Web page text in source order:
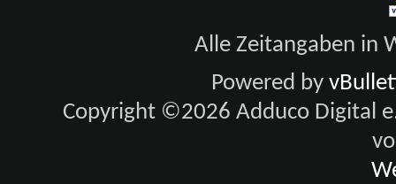
Alle Zeitangaben in
Powered by
Copyright ©2026 Adduco Digital